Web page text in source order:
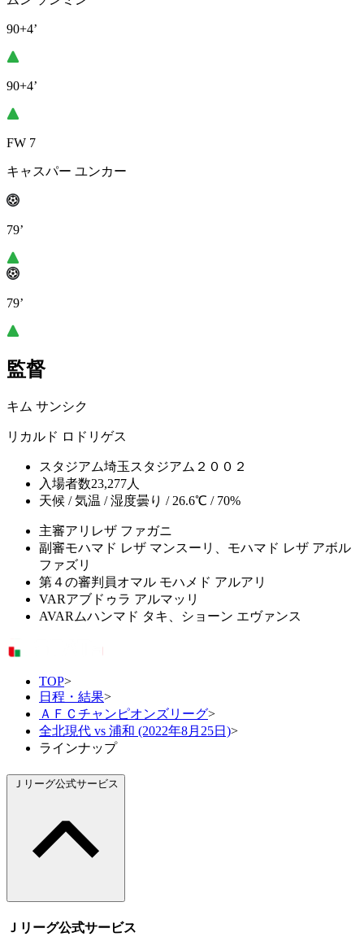
90+4’
90+4’
FW 7
キャスパー ユンカー
79’
79’
監督
キム サンシク
リカルド ロドリゲス
スタジアム埼玉スタジアム２００２
入場者数23,277人
天候 / 気温 / 湿度曇り / 26.6℃ / 70%
主審アリレザ ファガニ
副審モハマド レザ マンスーリ、モハマド レザ アボル
ファズリ
第４の審判員オマル モハメド アルアリ
VARアブドゥラ アルマッリ
AVAR ムハンマド タキ、ショーン エヴァンス
TOP>
日程・結果>
ＡＦＣチャンピオンズリーグ>
全北現代 vs 浦和 (2022年8月25日)>
ラインナップ
Ｊリーグ公式サービス
Ｊリーグ公式サービス